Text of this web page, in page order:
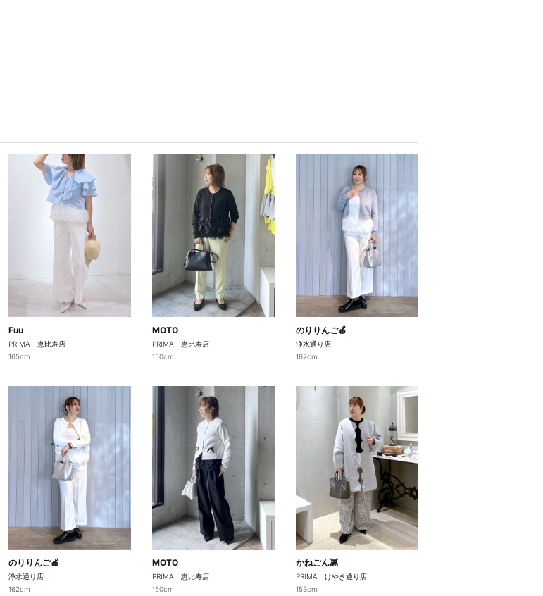
Fuu
PRIMA 恵比寿店
165cm
MOTO
PRIMA 恵比寿店
150cm
のりりんご🍎
浄水通り店
162cm
のりりんご🍎
浄水通り店
162cm
MOTO
PRIMA 恵比寿店
150cm
かねごん👾
PRIMA けやき通り店
153cm